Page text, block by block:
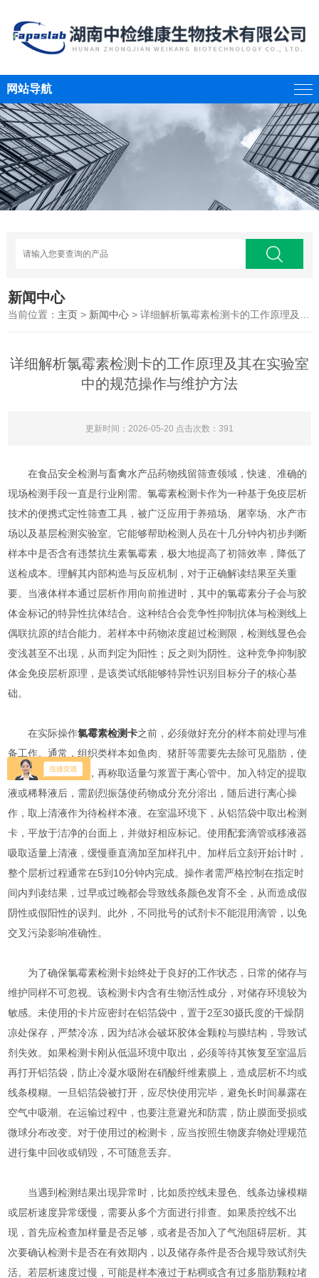
网站导航
新闻中心
当前位置： 主页 > 新闻中心 > 详细解析氯霉素检测卡的工作原理及其在实验室中的规范操作与维护方法
详细解析氯霉素检测卡的工作原理及其在实验室
中的规范操作与维护方法
更新时间：2026-05-20 点击次数：391
在食品安全检测与畜禽水产品药物残留筛查领域，快速、准确的
现场检测手段一直是行业刚需。氯霉素检测卡作为一种基于免疫层析
技术的便携式定性筛查工具，被广泛应用于养殖场、屠宰场、水产市
场以及基层检测实验室。它能够帮助检测人员在十几分钟内初步判断
样本中是否含有违禁抗生素氯霉素，极大地提高了初筛效率，降低了
送检成本。理解其内部构造与反应机制，对于正确解读结果至关重
要。当液体样本通过层析作用向前推进时，其中的氯霉素分子会与胶
体金标记的特异性抗体结合。这种结合会竞争性抑制抗体与检测线上
偶联抗原的结合能力。若样本中药物浓度超过检测限，检测线显色会
变浅甚至不出现，从而判定为阳性；反之则为阴性。这种竞争抑制胶
体金免疫层析原理，是该类试纸能够特异性识别目标分子的核心基
础。
在实际操作氯霉素检测卡之前，必须做好充分的样本前处理与准
备工作。通常，组织类样本如鱼肉、猪肝等需要先去除可见脂肪，使
用均质器充分打碎，再称取适量匀浆置于离心管中。加入特定的提取
液或稀释液后，需剧烈振荡使药物成分充分溶出，随后进行离心操
作，取上清液作为待检样本液。在室温环境下，从铝箔袋中取出检测
卡，平放于洁净的台面上，并做好相应标记。使用配套滴管或移液器
吸取适量上清液，缓慢垂直滴加至加样孔中。加样后立刻开始计时，
整个层析过程通常在5到10分钟内完成。操作者需严格控制在指定时
间内判读结果，过早或过晚都会导致线条颜色发育不全，从而造成假
阴性或假阳性的误判。此外，不同批号的试剂卡不能混用滴管，以免
交叉污染影响准确性。
为了确保氯霉素检测卡始终处于良好的工作状态，日常的储存与
维护同样不可忽视。该检测卡内含有生物活性成分，对储存环境较为
敏感。未使用的卡片应密封在铝箔袋中，置于2至30摄氏度的干燥阴
凉处保存，严禁冷冻，因为结冰会破坏胶体金颗粒与膜结构，导致试
剂失效。如果检测卡刚从低温环境中取出，必须等待其恢复至室温后
再打开铝箔袋，防止冷凝水吸附在硝酸纤维素膜上，造成层析不均或
线条模糊。一旦铝箔袋被打开，应尽快使用完毕，避免长时间暴露在
空气中吸潮。在运输过程中，也要注意避光和防震，防止膜面受损或
微球分布改变。对于使用过的检测卡，应当按照生物废弃物处理规范
进行集中回收或销毁，不可随意丢弃。
当遇到检测结果出现异常时，比如质控线未显色、线条边缘模糊
或层析速度异常缓慢，需要从多个方面进行排查。如果质控线不出
现，首先应检查加样量是否足够，或者是否加入了气泡阻碍层析。其
次要确认检测卡是否在有效期内，以及储存条件是否合规导致试剂失
活。若层析速度过慢，可能是样本液过于粘稠或含有过多脂肪颗粒堵